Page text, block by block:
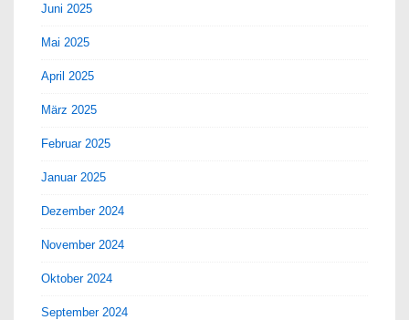
Juni 2025
Mai 2025
April 2025
März 2025
Februar 2025
Januar 2025
Dezember 2024
November 2024
Oktober 2024
September 2024